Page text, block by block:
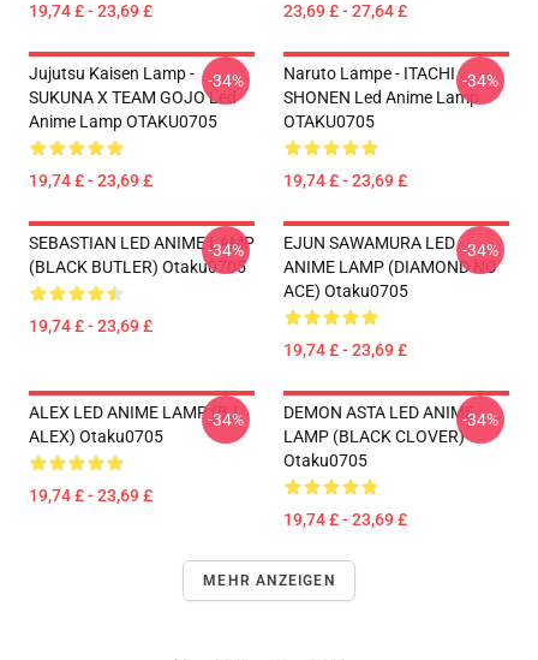
19,74 £ - 23,69 £ 23,69 £ - 27,64 £
Jujutsu Kaisen Lamp -
SUKUNA X TEAM GOJO Led
Anime Lamp OTAKU0705
19,74 £ - 23,69 £
-34%
Naruto Lampe - ITACHI
SHONEN Led Anime Lamp
OTAKU0705
19,74 £ - 23,69 £
-34%
SEBASTIAN LED ANIME LAMP
(BLACK BUTLER) Otaku0705
19,74 £ - 23,69 £
-34%
EJUN SAWAMURA LED
ANIME LAMP (DIAMOND NO
ACE) Otaku0705
19,74 £ - 23,69 £
-34%
ALEX LED ANIME LAMP (BJ
ALEX) Otaku0705
19,74 £ - 23,69 £
-34%
DEMON ASTA LED ANIME
LAMP (BLACK CLOVER)
Otaku0705
19,74 £ - 23,69 £
-34%
MEHR ANZEIGEN